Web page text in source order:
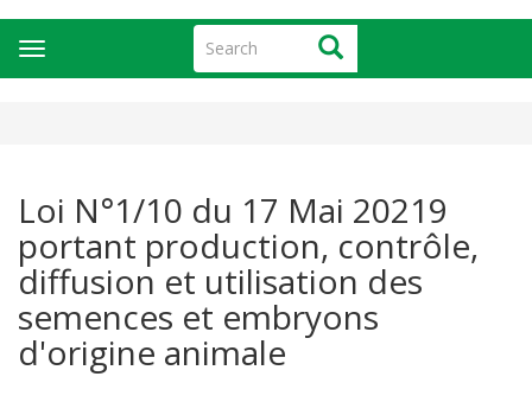
Search Search
Toggle
navigation
Loi N°1/10 du 17 Mai 20219
portant production, contrôle,
diffusion et utilisation des
semences et embryons
d'origine animale